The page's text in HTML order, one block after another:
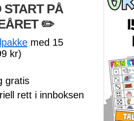
START PÅ
​ ✏️
med 15
kr)
gratis
rett i innboksen